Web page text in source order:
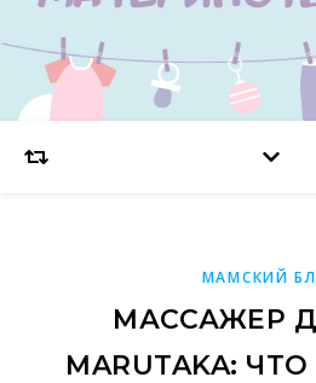
МАМСКИЙ
МАССАЖЕР
MARUTAKA: